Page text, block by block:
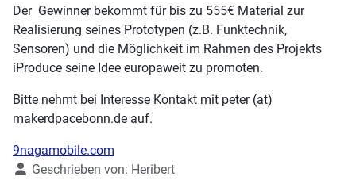
Der Gewinner bekommt für bis zu 555€ Material zur
Realisierung seines Prototypen (z.B. Funktechnik,
Sensoren) und die Möglichkeit im Rahmen des Projekts
iProduce seine Idee europaweit zu promoten.
Bitte nehmt bei Interesse Kontakt mit peter (at)
makerdpacebonn.de auf.
9nagamobile.com
DetailsGeschrieben von: Heribert